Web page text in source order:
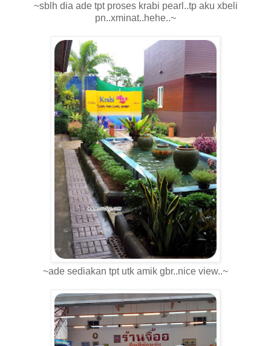
~sblh dia ade tpt proses krabi pearl..tp aku xbeli
pn..xminat..hehe..~
~ade sediakan tpt utk amik gbr..nice view..~